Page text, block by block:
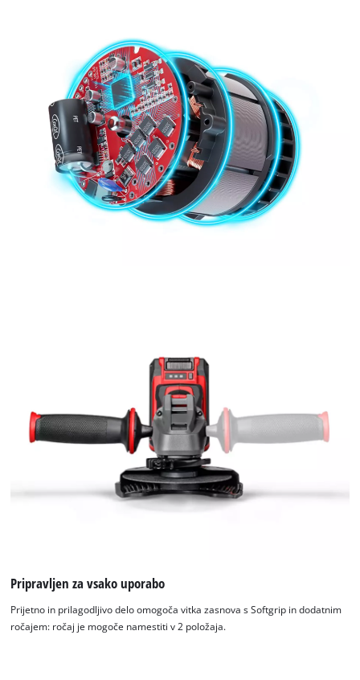
Pripravljen za vsako uporabo
Prijetno in prilagodljivo delo omogoča vitka zasnova s Softgrip in dodatnim
ročajem: ročaj je mogoče namestiti v 2 položaja.